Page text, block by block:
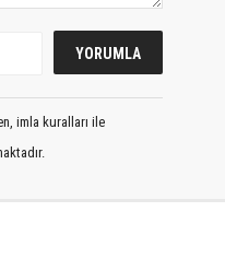
imla kuralları ile